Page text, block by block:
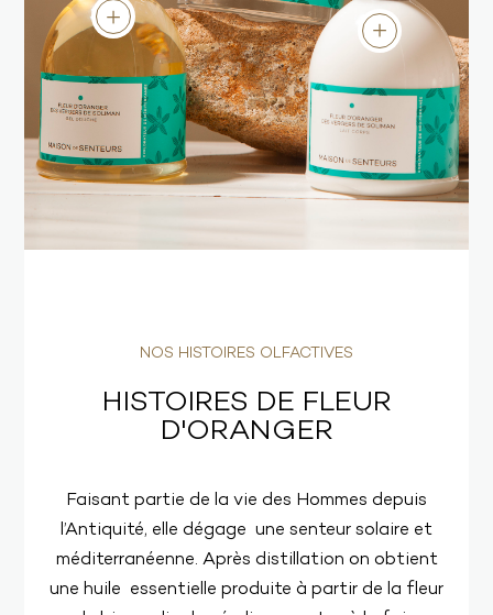
NOS HISTOIRES OLFACTIVES
HISTOIRES DE FLEUR
D'ORANGER
Faisant partie de la vie des Hommes depuis
l’Antiquité, elle dégage une senteur solaire et
méditerranéenne. Après distillation on obtient
une huile essentielle produite à partir de la fleur